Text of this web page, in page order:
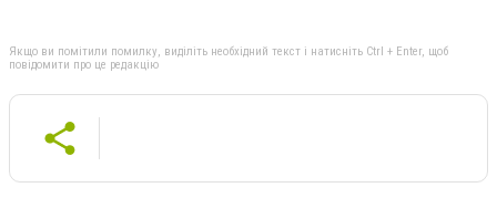
Якщо ви помітили помилку, виділіть необхідний текст і натисніть Ctrl + Enter, щоб
повідомити про це редакцію